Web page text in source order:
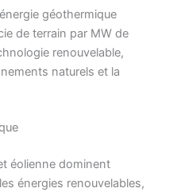
géothermique
de terrain par MW de
renouvelable,
naturels et la
éolienne dominent
énergies renouvelables,